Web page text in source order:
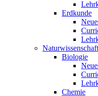
Erdkunde
Biologie
Chemie